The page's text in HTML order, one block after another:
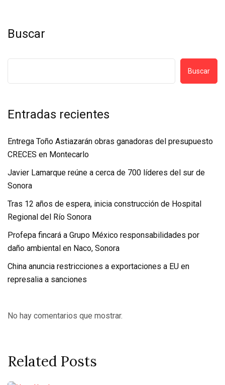
Buscar
Buscar
Entradas recientes
Entrega Toño Astiazarán obras ganadoras del presupuesto
CRECES en Montecarlo
Javier Lamarque reúne a cerca de 700 líderes del sur de
Sonora
Tras 12 años de espera, inicia construcción de Hospital
Regional del Río Sonora
Profepa fincará a Grupo México responsabilidades por
daño ambiental en Naco, Sonora
China anuncia restricciones a exportaciones a EU en
represalia a sanciones
No hay comentarios que mostrar.
Related Posts